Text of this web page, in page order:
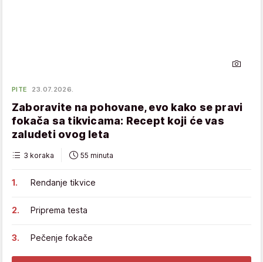
PITE 23.07.2026.
Zaboravite na pohovane, evo kako se pravi
fokača sa tikvicama: Recept koji će vas
zaludeti ovog leta
3 koraka 55 minuta
Rendanje tikvice
Priprema testa
Pečenje fokače